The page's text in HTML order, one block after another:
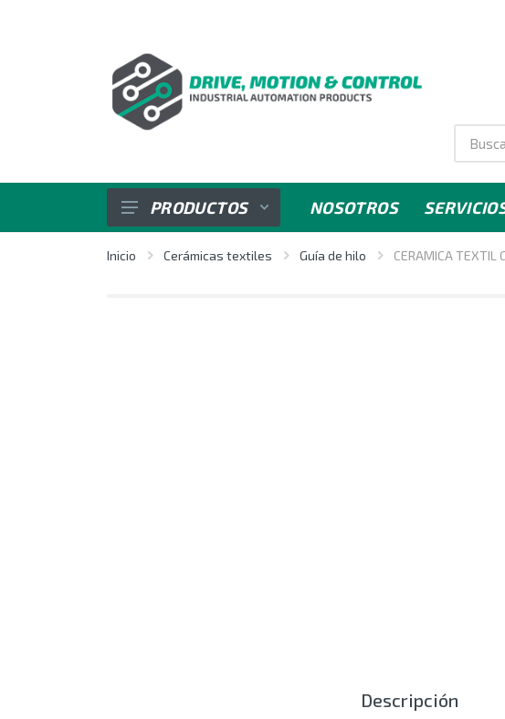
SENSORES
PRODUCTOS NOSOTROS
Inicio Cerámicas textiles Guía de hilo CERAMICA TEXTIL
Descripción